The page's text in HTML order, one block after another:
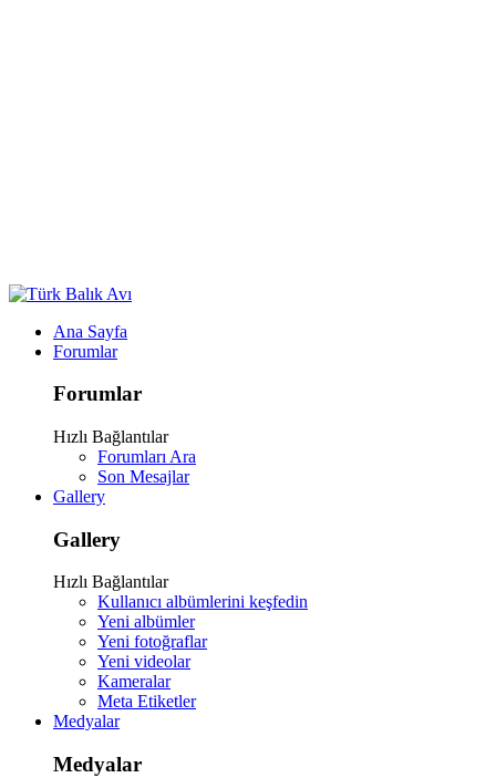
Ana Sayfa
Forumlar
Forumlar
Hızlı Bağlantılar
Forumları Ara
Son Mesajlar
Gallery
Gallery
Hızlı Bağlantılar
Kullanıcı albümlerini keşfedin
Yeni albümler
Yeni fotoğraflar
Yeni videolar
Kameralar
Meta Etiketler
Medyalar
Medyalar